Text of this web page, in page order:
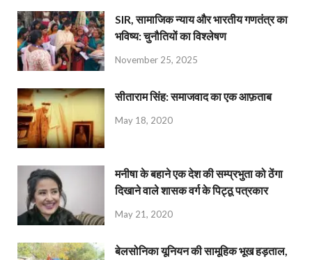
SIR, सामाजिक न्याय और भारतीय गणतंत्र का
भविष्य: चुनौतियों का विश्लेषण
November 25, 2025
सीताराम सिंह: समाजवाद का एक आफ़ताब
May 18, 2020
मनीषा के बहाने एक देश की सम्प्रभुता को ठेंगा
दिखाने वाले शासक वर्ग के पिट्ठू पत्रकार
May 21, 2020
बेलसोनिका यूनियन की सामूहिक भूख हड़ताल,